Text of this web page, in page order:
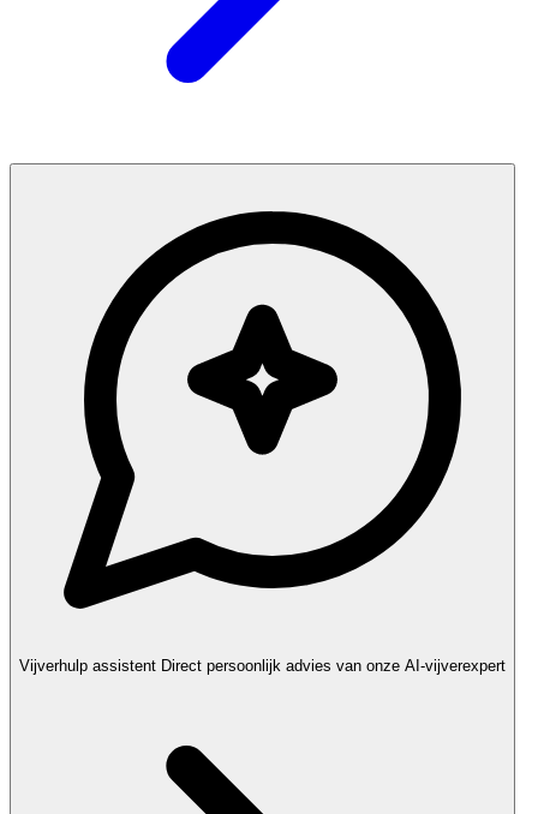
Vijverhulp assistent Direct persoonlijk advies van onze AI-vijverexpert